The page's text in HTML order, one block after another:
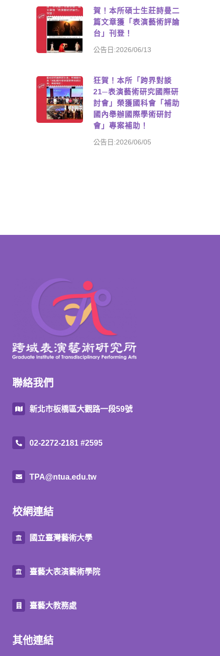
賀！本所碩士生莊詩曼二
篇文章獲「表演藝術評論
台」刊登！
公告日:2026/06/13
狂賀！本所「跨界對談
21─表演藝術研究國際研
討會」榮獲國科會「補助
國內舉辦國際學術研討
會」專案補助！
公告日:2026/06/05
聯絡我們
新北市板橋區大觀路一段59號
02-2272-2181 #2595
TPA@ntua.edu.tw
校網連結
國立臺灣藝術大學
臺藝大表演藝術學院
臺藝大教務處
其他連結